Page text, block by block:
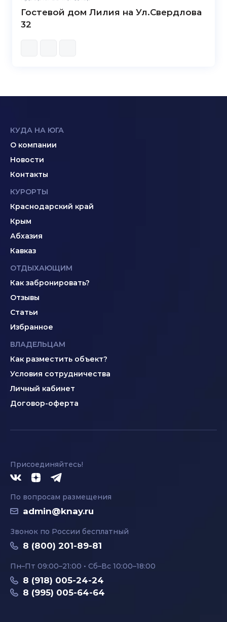
Гостевой дом Лилия на Ул.Свердлова
32
КУДА НА ЮГА
О компании
Новости
Контакты
КУРОРТЫ
Краснодарский край
Крым
Абхазия
Кавказ
ОТДЫХАЮЩИМ
Как забронировать?
Отзывы
Статьи
Избранное
ВЛАДЕЛЬЦАМ
Как разместить объект?
Условия сотрудничества
Личный кабинет
Договор-оферта
Присоединяйтесь!
По вопросам размещения
admin@knay.ru
Звонок по России бесплатный
8 (800) 201-89-81
Пн–Пт 09:00–21:00 • Сб–Вс 10:00–18:00
8 (918) 005-24-24
8 (995) 005-64-64